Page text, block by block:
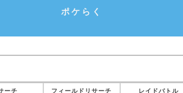
ポケらく
ーチ
フィールドリサーチ
レイドバトル